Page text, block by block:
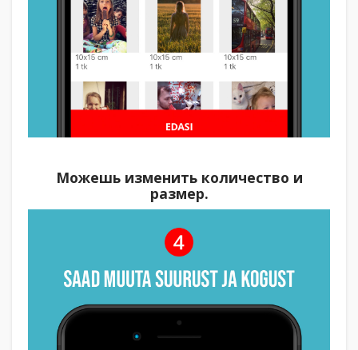
Можешь изменить количество и
размер.